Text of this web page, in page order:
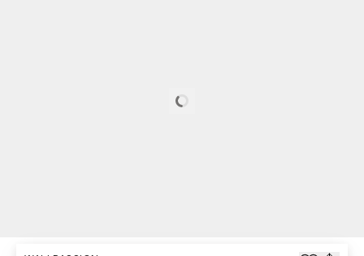
Loading…